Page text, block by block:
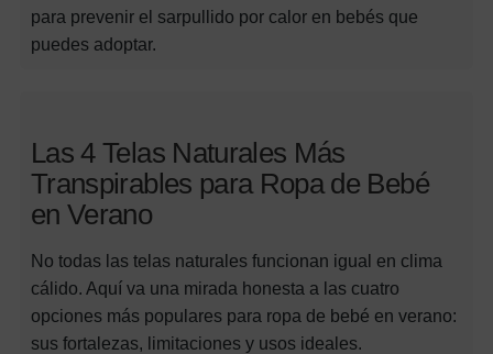
para prevenir el sarpullido por calor en bebés que
puedes adoptar.
Las 4 Telas Naturales Más
Transpirables para Ropa de Bebé
en Verano
No todas las telas naturales funcionan igual en clima
cálido. Aquí va una mirada honesta a las cuatro
opciones más populares para ropa de bebé en verano:
sus fortalezas, limitaciones y usos ideales.